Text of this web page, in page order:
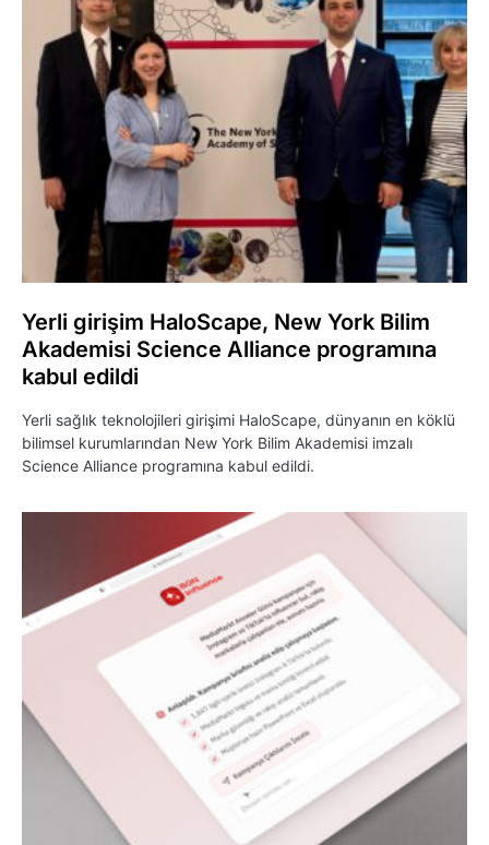
Yerli girişim HaloScape, New York Bilim
Akademisi Science Alliance programına
kabul edildi
Yerli sağlık teknolojileri girişimi HaloScape, dünyanın en köklü
bilimsel kurumlarından New York Bilim Akademisi imzalı
Science Alliance programına kabul edildi.